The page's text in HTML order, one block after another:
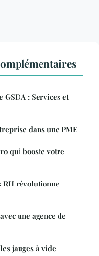
GSDA : Services et
dans une PME
qui booste votre
RH révolutionne
une agence de
jauges à vide